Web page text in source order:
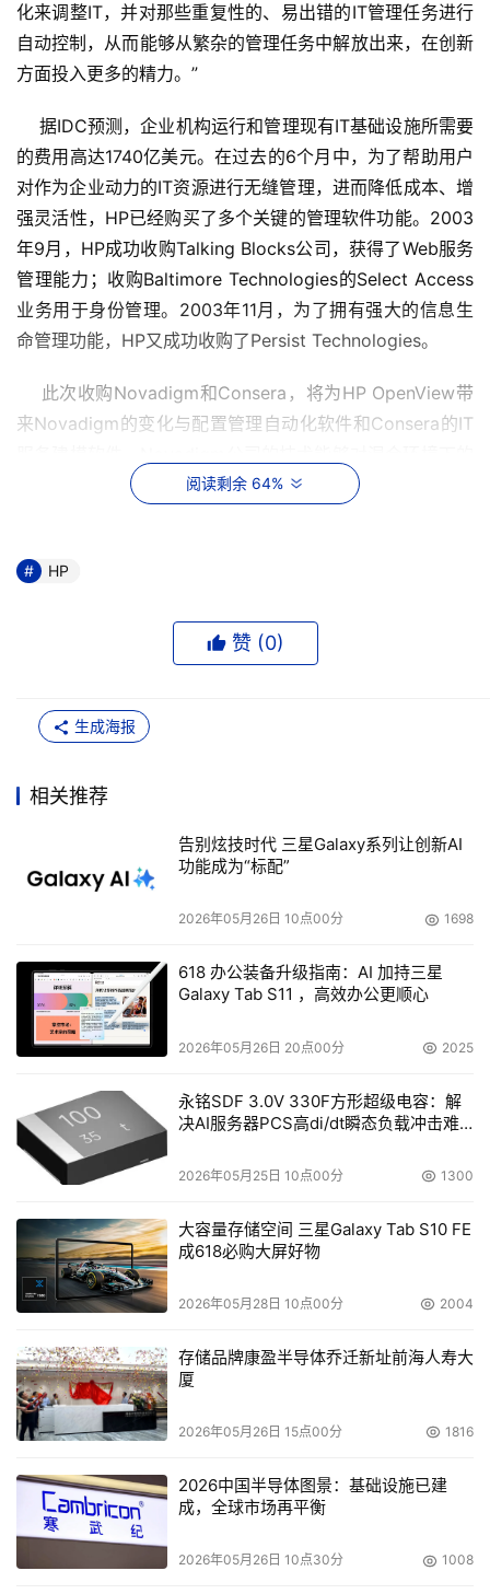
化来调整IT，并对那些重复性的、易出错的IT管理任务进行
自动控制，从而能够从繁杂的管理任务中解放出来，在创新
方面投入更多的精力。”
据IDC预测，企业机构运行和管理现有IT基础设施所需要
的费用高达1740亿美元。在过去的6个月中，为了帮助用户
对作为企业动力的IT资源进行无缝管理，进而降低成本、增
强灵活性，HP已经购买了多个关键的管理软件功能。2003
年9月，HP成功收购Talking Blocks公司，获得了Web服务
管理能力；收购Baltimore Technologies的Select Access
业务用于身份管理。2003年11月，为了拥有强大的信息生
命管理功能，HP又成功收购了Persist Technologies。
此次收购Novadigm和Consera，将为HP OpenView带
来Novadigm的变化与配置管理自动化软件和Consera的IT
IT变化进行自动化的标准配置，从而获得一个理想的一致的
软件。Consera的IT服务建模软件有助于用户设计标准化的
HP对Novadigm和Consera公司的收购策略得到业界分
在帮助企业变得更灵活和更有效的进程中，把Novadigm、
步，它为HP带来了明显优于竞争对手的优势。”
Gartner研究部总监Ronni Colville说：“真正的适应性解
决方案必须具备在动态的基础上分配基础设施的能力，这样
才能适应变化的资源利用模式。在技术上，能够根据业务需
求的变化而自动地采用行动，使其能够根据变化进行资源调
配，并在服务器、数据库、存储设备、网络设备、应用和终
端用户之间重新配置资源，这一点越来越重要。”
自动管理企业IT资源
企业越来越需要自动管理其IT环境。在大多数“财富500”
强企业中，为了维护IT系统的升级和运行，IT部门需要依靠
系统管理员进行手工处理并收集工具，这些工具大多需要内
部开发。目前，大多数企业系统管理员可以同时管理的服务
器数量仍是非常有限的，这样，随着企业应用的发展，企业
服务器在不断增多，企业就必须增加系统管理人员，从而加
大了人力资源成本。为此，CIO们都希望能够把IT环境的管
理从“点”管理方式提升到集成的、自动的管理解决方案上。
的业界领先技术，扩展HP OpenView管理软件套件的管理
广度和深度，使之能够快速满足这一应用新需求。
服务模型，并把它们映射到相应的IT组件中。然后，由
Novadigm公司的自动化服务技术利用这些服务模型对IT的
变化进行自动化，比如新软件的部署、补丁和升级等等。这
两者的结合，将使IT部门能够更容易地根据预先确定的策略
阅读剩余 64%
HP
赞 (0)
生成海报
相关推荐
告别炫技时代 三星Galaxy系列让创新AI
功能成为“标配”
2026年05月26日 10点00分 1698
618 办公装备升级指南：AI 加持三星
Galaxy Tab S11 ，高效办公更顺心
2026年05月26日 20点00分 2025
永铭SDF 3.0V 330F方形超级电容：解
决AI服务器PCS高di/dt瞬态负载冲击难
2026年05月25日 10点00分 1300
大容量存储空间 三星Galaxy Tab S10 FE
成618必购大屏好物
2026年05月28日 10点00分 2004
存储品牌康盈半导体乔迁新址前海人寿大
厦
2026年05月26日 15点00分 1816
2026中国半导体图景：基础设施已建
成，全球市场再平衡
2026年05月26日 10点30分 1008